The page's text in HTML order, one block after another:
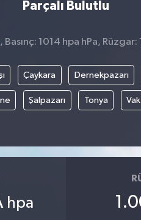
Parçalı Bulutlu
Basınç: 1014 hpa hPa,
Çaykara Dernekpazarı
Şalpazarı Tonya
hpa